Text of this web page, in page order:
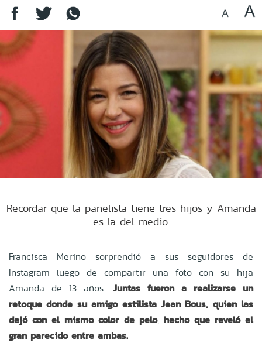
Recordar que la panelista tiene tres hijos y Amanda
es la del medio.
Francisca Merino sorprendió a sus seguidores de
Instagram luego de compartir una foto con su hija
Amanda de 13 años. Juntas fueron a realizarse un
retoque donde su amigo estilista Jean Bous, quien las
dejó con el mismo color de pelo,hecho que reveló el
gran parecido entre ambas.